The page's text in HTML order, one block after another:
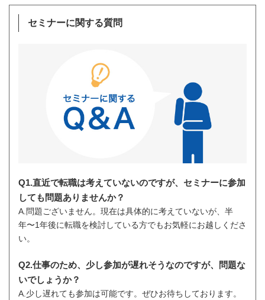
セミナーに関する質問
Q1.直近で転職は考えていないのですが、セミナーに参加
しても問題ありませんか？
A.問題ございません。現在は具体的に考えていないが、半
年〜1年後に転職を検討している方でもお気軽にお越しくださ
い。
Q2.仕事のため、少し参加が遅れそうなのですが、問題な
いでしょうか？
A.少し遅れても参加は可能です。ぜひお待ちしております。